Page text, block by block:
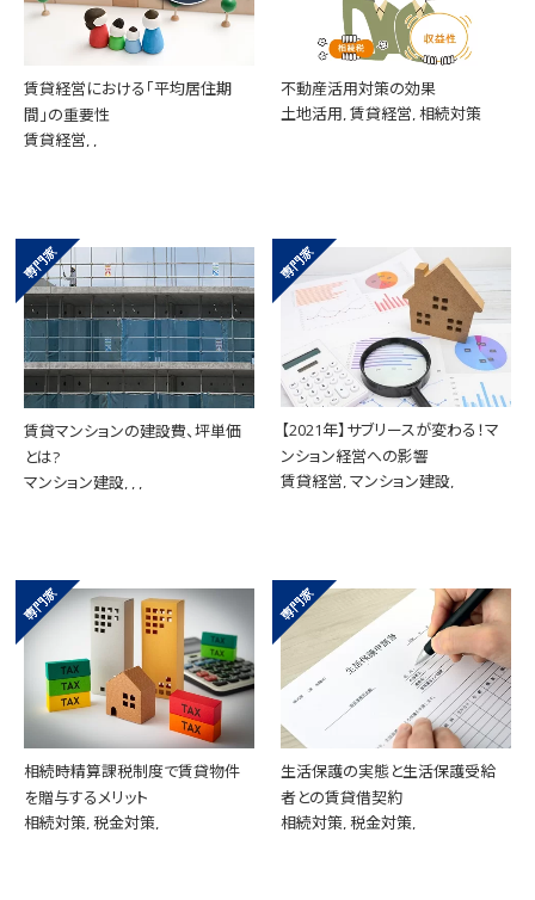
賃貸経営における「平均居住期
間」の重要性
賃貸経営, ,
不動産活用対策の効果
土地活用, 賃貸経営, 相続対策
賃貸マンションの建設費、坪単価
とは?
マンション建設, , ,
【2021年】サブリースが変わる！マ
ンション経営への影響
賃貸経営, マンション建設,
相続時精算課税制度で賃貸物件
を贈与するメリット
相続対策, 税金対策,
生活保護の実態と生活保護受給
者との賃貸借契約
相続対策, 税金対策,